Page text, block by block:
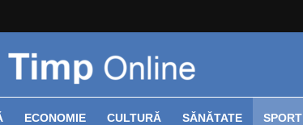
ECONOMIE CULTURĂ SĂNĂTATE SPORT